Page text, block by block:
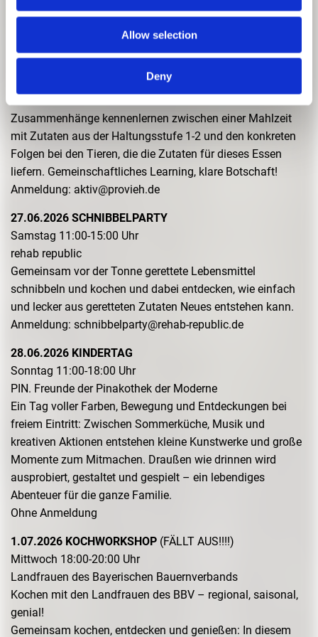
Allow selection
Deny
Anmeldung: info@urbane-gaerten-muenchen.de
Zusammenhänge kennenlernen zwischen einer Mahlzeit
mit Zutaten aus der Haltungsstufe 1-2 und den konkreten
Folgen bei den Tieren, die die Zutaten für dieses Essen
liefern. Gemeinschaftliches Learning, klare Botschaft!
Anmeldung: aktiv@provieh.de
27.06.2026 SCHNIBBELPARTY
Samstag 11:00-15:00 Uhr
rehab republic
Gemeinsam vor der Tonne gerettete Lebensmittel
schnibbeln und kochen und dabei entdecken, wie einfach
und lecker aus geretteten Zutaten Neues entstehen kann.
Anmeldung: schnibbelparty@rehab-republic.de
28.06.2026 KINDERTAG
Sonntag 11:00-18:00 Uhr
PIN. Freunde der Pinakothek der Moderne
Ein Tag voller Farben, Bewegung und Entdeckungen bei
freiem Eintritt: Zwischen Sommerküche, Musik und
kreativen Aktionen entstehen kleine Kunstwerke und große
Momente zum Mitmachen. Draußen wie drinnen wird
ausprobiert, gestaltet und gespielt – ein lebendiges
Abenteuer für die ganze Familie.
Ohne Anmeldung
1.07.2026 KOCHWORKSHOP (FÄLLT AUS!!!!)
Mittwoch 18:00-20:00 Uhr
Landfrauen des Bayerischen Bauernverbands
Kochen mit den Landfrauen des BBV – regional, saisonal,
genial!
Gemeinsam kochen, entdecken und genießen: In diesem